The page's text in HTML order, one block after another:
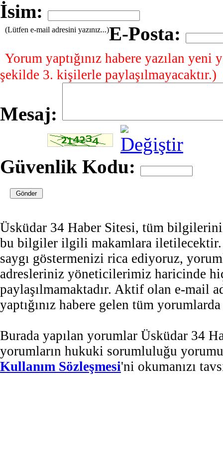
İsim:
E-Posta:
(Lütfen e-mail adresini yazınız...)
Yorum yaptığınız habere yazılan
şekilde 3. kişilerle paylaşılmayacaktır.)
Mesaj:
Güvenlik Kodu:
Üsküdar 34 Haber Sitesi, tüm
bu bilgiler ilgili makamlara iletilecektir.
saygı göstermenizi rica ediyoruz,
adresleriniz yöneticilerimiz haricinde
paylaşılmamaktadır. Aktif olan e-mail
yaptığınız habere gelen tüm
Burada yapılan yorumlar Üsküdar 34
yorumların hukuki sorumluluğu
Kullanım Sözleşmesi'ni okumanızı